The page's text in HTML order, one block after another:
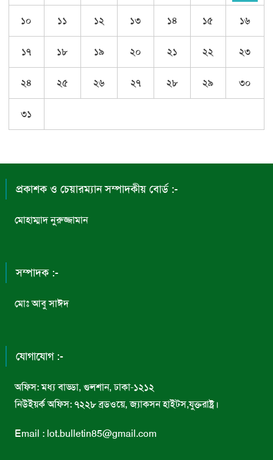
১০ ১১ ১২ ১৩ ১৪ ১৫ ১৬
১৭ ১৮ ১৯ ২০ ২১ ২২ ২৩
২৪ ২৫ ২৬ ২৭ ২৮ ২৯ ৩০
৩১
প্রকাশক ও চেয়ারম্যান সম্পাদকীয় বোর্ড :-
মোহাম্মাদ নুরুজ্জামান
সম্পাদক :-
মোঃ আবু সাঈদ
যোগাযোগ :-
অফিস: মধ্য বাড্ডা, গুলশান, ঢাকা-১২১২
নিউইয়র্ক অফিস: ৭২২৮ ব্রডওয়ে, জ্যাকসন হাইটস,যুক্তরাষ্ট্র।
Email : lot.bulletin85@gmail.com